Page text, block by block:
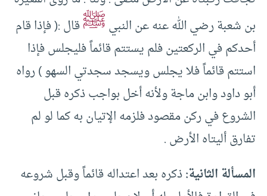
بن شعبة رضي الله عنه عن النبيﷺقال :( فإذا قام
أحدكم في الركعتين فلم يستتم قائماً فليجلس فإذا
استتم قائماً فلا يجلس ويسجد سجدتي السهو ) رواه
أبو داود وابن ماجة ولأنه أخل بواجب ذكره قبل
الشروع في ركن مقصود فلزمه الإتيان به كما لو لم
تفارق أليتاه الأرض .
المسألة الثانية:ذكره بعد اعتداله قائماً وقبل شروعه